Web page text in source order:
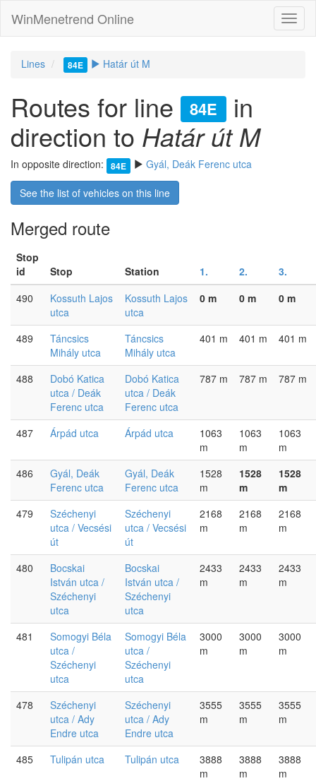
WinMenetrend Online
Lines 84E Határ út M
Routes for line 84E
in
direction to Határ út M
In opposite direction: 84E Gyál, Deák Ferenc utca
See the list of vehicles on this line
Merged route
Stop
id
Stop Station 1. 2.
3.
490
Kossuth Lajos
utca
Kossuth Lajos
utca
0 m 0 m 0 m
489
Táncsics
Mihály utca
Táncsics
Mihály utca
401 m 401 m 401 m
488
Dobó Katica
utca / Deák
Ferenc utca
Dobó Katica
utca / Deák
Ferenc utca
787 m 787 m 787 m
487 Árpád utca Árpád utca
1063
m
1063
m
1063
m
486
Gyál, Deák
Ferenc utca
Gyál, Deák
Ferenc utca
1528
m
1528
m
1528
m
479
Széchenyi
utca / Vecsési
út
Széchenyi
utca / Vecsési
út
2168
m
2168
m
2168
m
480
Bocskai
István utca /
Széchenyi
utca
Bocskai
István utca /
Széchenyi
utca
2433
m
2433
m
2433
m
481
Somogyi Béla
utca /
Széchenyi
utca
Somogyi Béla
utca /
Széchenyi
utca
3000
m
3000
m
3000
m
478
Széchenyi
utca / Ady
Endre utca
Széchenyi
utca / Ady
Endre utca
3555
m
3555
m
3555
m
485 Tulipán utca Tulipán utca
3888
m
3888
m
3888
m